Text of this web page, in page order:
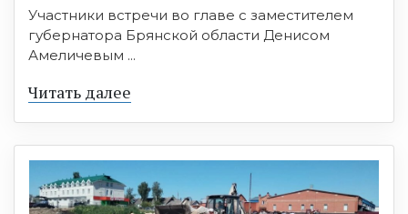
Участники встречи во главе с заместителем
губернатора Брянской области Денисом
Амеличевым ...
Читать далее